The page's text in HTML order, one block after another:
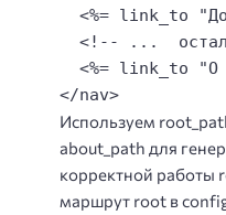
<%= link_to
<!-- ...
<%= link_to "О
</nav>
Используем
about_path для
корректной работы
маршрут root в